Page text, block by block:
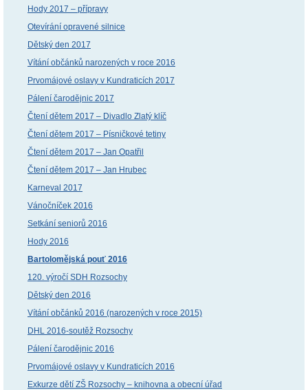
Hody 2017 – přípravy
Otevírání opravené silnice
Dětský den 2017
Vítání občánků narozených v roce 2016
Prvomájové oslavy v Kundraticích 2017
Pálení čarodějnic 2017
Čtení dětem 2017 – Divadlo Zlatý klíč
Čtení dětem 2017 – Písničkové tetiny
Čtení dětem 2017 – Jan Opatřil
Čtení dětem 2017 – Jan Hrubec
Karneval 2017
Vánočníček 2016
Setkání seniorů 2016
Hody 2016
Bartolomějská pouť 2016
120. výročí SDH Rozsochy
Dětský den 2016
Vítání občánků 2016 (narozených v roce 2015)
DHL 2016-soutěž Rozsochy
Pálení čarodějnic 2016
Prvomájové oslavy v Kundraticích 2016
Exkurze dětí ZŠ Rozsochy – knihovna a obecní úřad